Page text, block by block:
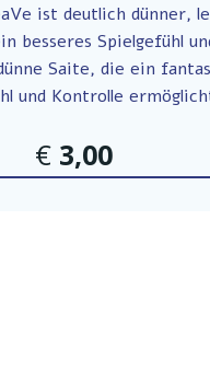
ist deutlich dünner,
besseres Spielgefühl
Saite, die ein
und Kontrolle
€ 3,00